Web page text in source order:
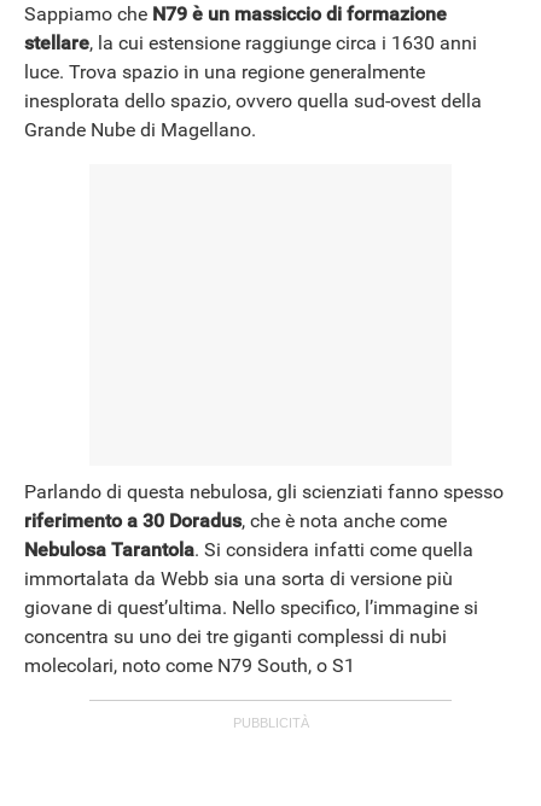
Sappiamo che N79 è un massiccio di formazione
stellare, la cui estensione raggiunge circa i 1630 anni
luce. Trova spazio in una regione generalmente
inesplorata dello spazio, ovvero quella sud-ovest della
Grande Nube di Magellano.
Parlando di questa nebulosa, gli scienziati fanno spesso
riferimento a 30 Doradus, che è nota anche come
Nebulosa Tarantola. Si considera infatti come quella
immortalata da Webb sia una sorta di versione più
giovane di quest’ultima. Nello specifico, l’immagine si
concentra su uno dei tre giganti complessi di nubi
molecolari, noto come N79 South, o S1